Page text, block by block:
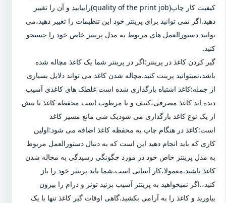
کیفیت کار چاپ(quality of the print job)رابیابید و آن را تغییر
دهید.اگر نمی توانید برای پرینتر خود این تنظیمات را تغییر دهید،می
توانید دستورالعمل های مربوط به مدل پرینتر خاص خود را جستجو
کنید.
گیر کردن کاغذ در پرینتر:اگر در پرینتر شما یک کاغذ مچاله شده
باشد،نمیتوانید پرینت کنید.مچاله شدن کاغذ می تواند دلایل بسیاری
از جمله:کاغذ اشتباه بارگذاری شده است غلطک های کاغذی آسیب
دیده اند کاغذ مصرفی،کثیف و یا مرطوب است محفظه کاغذ با بیش
از یک نوع کاغذ بارگذاری می شودیک شی مانع مسیر کاغذ
است:کاغذ در هنگام چاپ به محفظه کاغذ اضافه می شود:اولین
کاری که باید انجام دهید این است که به دنبال دستورالعمل مربوط
به مدل پرینتر خاص خود در مورد چگونگی رسیدگی به مچاله شدن
کاغذ باشید.معمولا،کار آسانی است.شما باید پرینتر خود را باز
کنید،.اگر نمیخواهید به پرینتر آسیب بزنید تونر و درام را بیرون
بیاورید و کاغذ را به آرامی بکشید.گاهی اوقات گیر کاغذ تنها با یک